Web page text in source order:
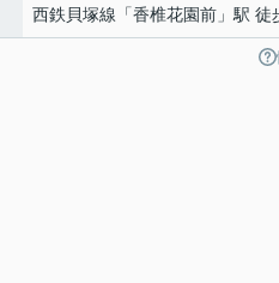
西鉄貝塚線 「香椎花園前 」駅 徒